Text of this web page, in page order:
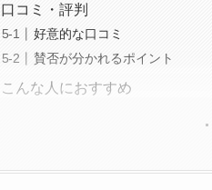
口コミ・評判
好意的な口コミ
賛否が分かれるポイント
こんな人におすすめ